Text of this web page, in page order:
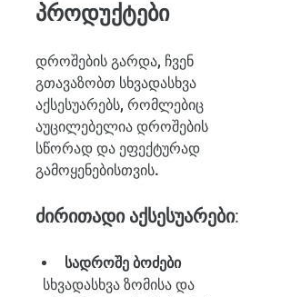
პროდუქტები
დროშების გარდა, ჩვენ
გთავაზობთ სხვადასხვა
აქსესუარებს, რომლებიც
აუცილებელია დროშების
სწორად და ეფექტურად
გამოყენებისთვის.
ძირითადი აქსესუარები:
სადროშე ბოძები